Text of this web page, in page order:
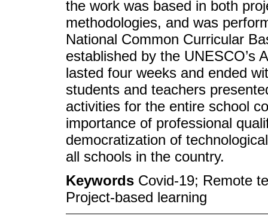
the work was based in both
methodologies, and was
National Common Curricular
established by the UNESCO’s
lasted four weeks and ended
students and teachers
activities for the entire school
importance of professional
democratization of
all schools in the country.
Keywords Covid-19; Remote
Project-based learning